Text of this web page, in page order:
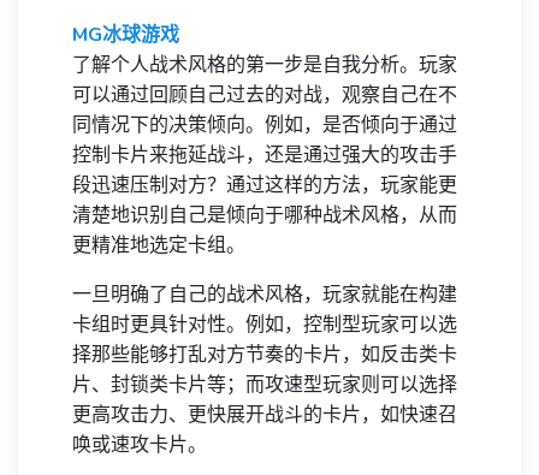
MG冰球游戏
了解个人战术风格的第一步是自我分析。玩家
可以通过回顾自己过去的对战，观察自己在不
同情况下的决策倾向。例如，是否倾向于通过
控制卡片来拖延战斗，还是通过强大的攻击手
段迅速压制对方？通过这样的方法，玩家能更
清楚地识别自己是倾向于哪种战术风格，从而
更精准地选定卡组。
一旦明确了自己的战术风格，玩家就能在构建
卡组时更具针对性。例如，控制型玩家可以选
择那些能够打乱对方节奏的卡片，如反击类卡
片、封锁类卡片等；而攻速型玩家则可以选择
更高攻击力、更快展开战斗的卡片，如快速召
唤或速攻卡片。